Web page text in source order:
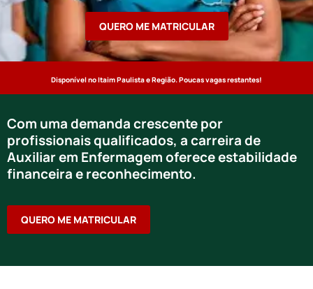
QUERO ME MATRICULAR
Disponível no Itaim Paulista e Região. Poucas vagas restantes!
Com uma demanda crescente por
profissionais qualificados, a carreira de
Auxiliar em Enfermagem oferece estabilidade
financeira e reconhecimento.
QUERO ME MATRICULAR